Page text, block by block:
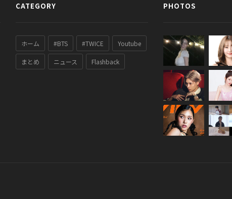
CATEGORY
ホーム #BTS #TWICE Youtube
まとめ ニュース Flashback
PHOTOS